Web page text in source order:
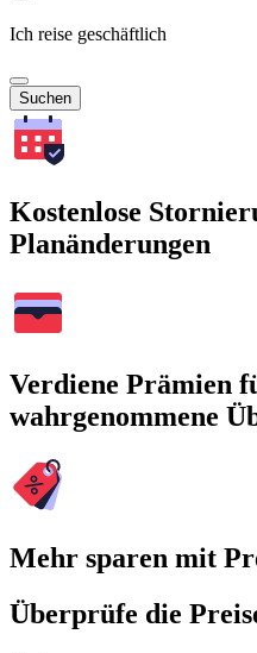
Ich reise geschäftlich
Suchen
Kostenlose
Planänderungen
Verdiene Prämien
wahrgenommene
Mehr sparen mit
Überprüfe die